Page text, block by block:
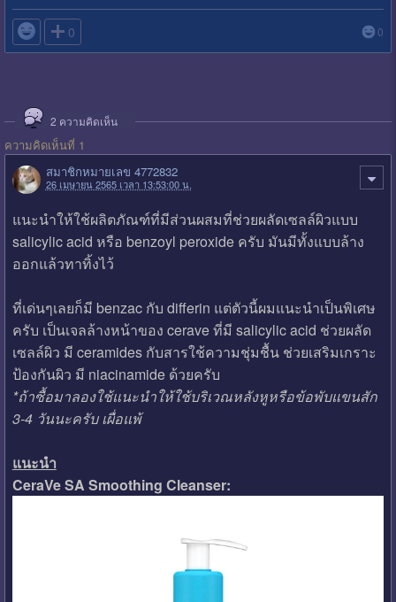
 0 0
2 ความคิดเห็น
ความคิดเห็นที่ 1
สมาชิกหมายเลข 4772832
26 เมษายน 2565 เวลา 13:53:00 น.
แนะนำให้ใช้ผลิตภัณฑ์ที่มีส่วนผสมที่ช่วยผลัดเซลล์ผิวแบบ
salicylic acid หรือ benzoyl peroxide ครับ มันมีทั้งแบบล้าง
ออกแล้วทาทิ้งไว้
ที่เด่นๆเลยก็มี benzac กับ differin แต่ตัวนี้ผมแนะนำเป็นพิเศษ
ครับ เป็นเจลล้างหน้าของ cerave ที่มี salicylic acid ช่วยผลัด
เซลล์ผิว มี ceramides กับสารใช้ความชุ่มชื้น ช่วยเสริมเกราะ
ป้องกันผิว มี niacinamide ด้วยครับ
*ถ้าซื้อมาลองใช้แนะนำให้ใช้บริเวณหลังหูหรือข้อพับแขนสัก
3-4 วันนะครับ เผื่อแพ้
แนะนำ
CeraVe SA Smoothing Cleanser: